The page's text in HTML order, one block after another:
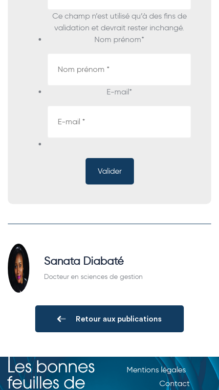
Ce champ n’est utilisé qu’à des fins de
validation et devrait rester inchangé.
Nom prénom*
E-mail*
Sanata Diabaté
Docteur en sciences de gestion
Retour aux publications
Mentions légales
Contact